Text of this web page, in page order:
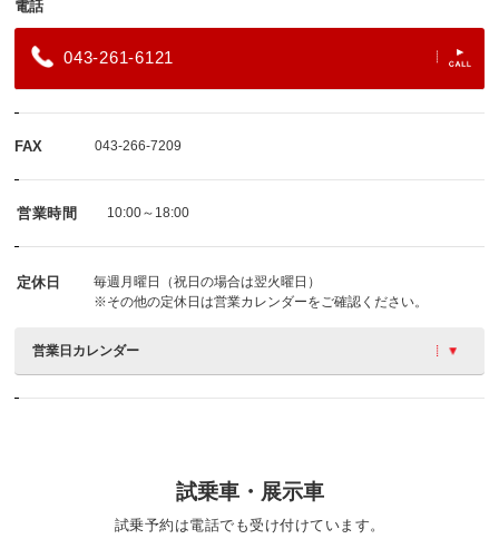
電話
043-261-6121
FAX 043-266-7209
営業時間 10:00～18:00
定休日
毎週月曜日（祝日の場合は翌火曜日）
※その他の定休日は営業カレンダーをご確認ください。
営業日カレンダー
試乗車・展示車
試乗予約は電話でも受け付けています。